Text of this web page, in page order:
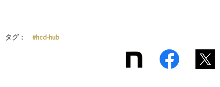
タグ： #hcd-hub